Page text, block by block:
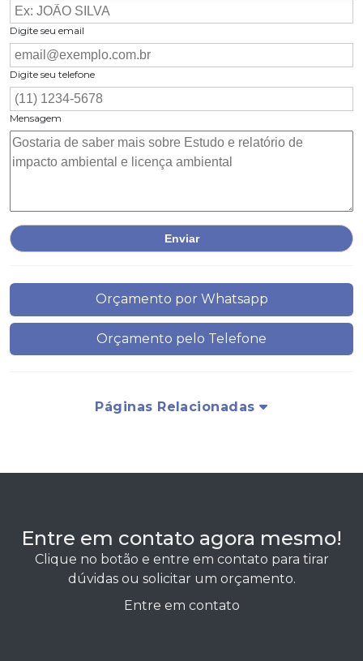
Digite seu email
Digite seu telefone
Mensagem
Orçamento por Whatsapp
Orçamento pelo Telefone
Páginas Relacionadas
Entre em contato agora mesmo!
Clique no botão e entre em contato para tirar
dúvidas ou solicitar um orçamento.
Entre em contato